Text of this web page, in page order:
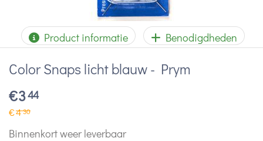
Product informatie Benodigdheden
Color Snaps licht blauw - Prym
€344
€430
Binnenkort weer leverbaar